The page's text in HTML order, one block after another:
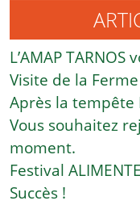
L’AMAP
Visite de la
Après la tempête
Vous souhaitez
moment.
Festival
Succès !